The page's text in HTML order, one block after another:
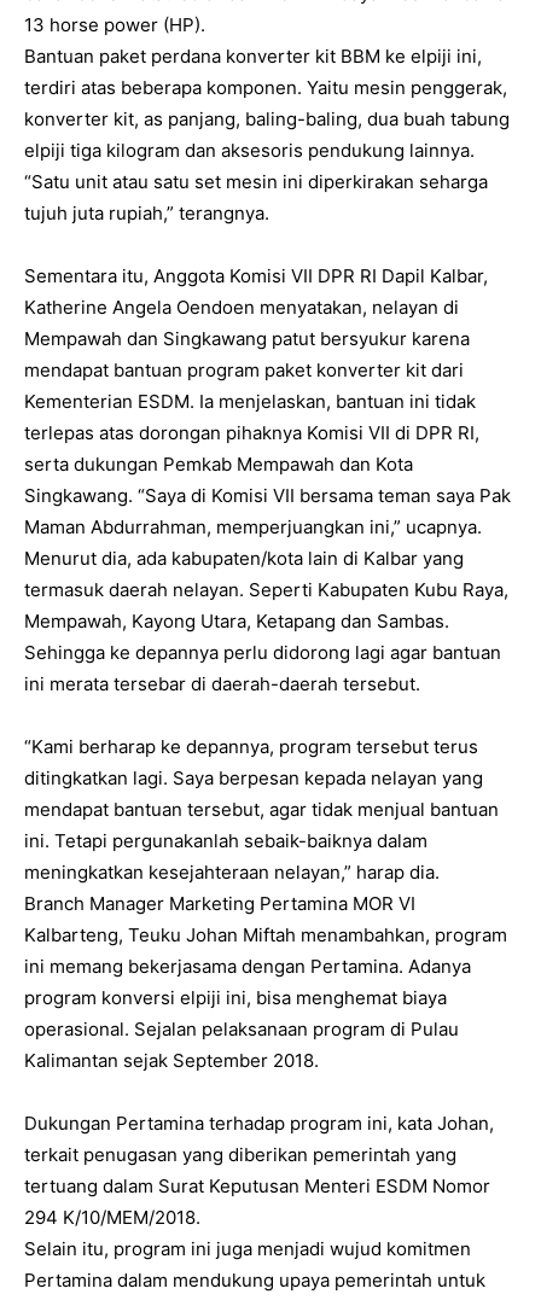
13 horse power (HP).
Bantuan paket perdana konverter kit BBM ke elpiji ini,
terdiri atas beberapa komponen. Yaitu mesin penggerak,
konverter kit, as panjang, baling-baling, dua buah tabung
elpiji tiga kilogram dan aksesoris pendukung lainnya.
“Satu unit atau satu set mesin ini diperkirakan seharga
tujuh juta rupiah,” terangnya.
Sementara itu, Anggota Komisi VII DPR RI Dapil Kalbar,
Katherine Angela Oendoen menyatakan, nelayan di
Mempawah dan Singkawang patut bersyukur karena
mendapat bantuan program paket konverter kit dari
Kementerian ESDM. Ia menjelaskan, bantuan ini tidak
terlepas atas dorongan pihaknya Komisi VII di DPR RI,
serta dukungan Pemkab Mempawah dan Kota
Singkawang. “Saya di Komisi VII bersama teman saya Pak
Maman Abdurrahman, memperjuangkan ini,” ucapnya.
Menurut dia, ada kabupaten/kota lain di Kalbar yang
termasuk daerah nelayan. Seperti Kabupaten Kubu Raya,
Mempawah, Kayong Utara, Ketapang dan Sambas.
Sehingga ke depannya perlu didorong lagi agar bantuan
ini merata tersebar di daerah-daerah tersebut.
“Kami berharap ke depannya, program tersebut terus
ditingkatkan lagi. Saya berpesan kepada nelayan yang
mendapat bantuan tersebut, agar tidak menjual bantuan
ini. Tetapi pergunakanlah sebaik-baiknya dalam
meningkatkan kesejahteraan nelayan,” harap dia.
Branch Manager Marketing Pertamina MOR VI
Kalbarteng, Teuku Johan Miftah menambahkan, program
ini memang bekerjasama dengan Pertamina. Adanya
program konversi elpiji ini, bisa menghemat biaya
operasional. Sejalan pelaksanaan program di Pulau
Kalimantan sejak September 2018.
Dukungan Pertamina terhadap program ini, kata Johan,
terkait penugasan yang diberikan pemerintah yang
tertuang dalam Surat Keputusan Menteri ESDM Nomor
294 K/10/MEM/2018.
Selain itu, program ini juga menjadi wujud komitmen
Pertamina dalam mendukung upaya pemerintah untuk